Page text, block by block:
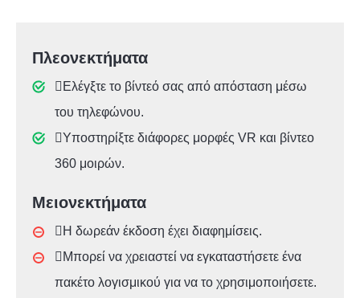
Πλεονεκτήματα
Ελέγξτε το βίντεό σας από απόσταση μέσω
του τηλεφώνου.
Υποστηρίξτε διάφορες μορφές VR και βίντεο
360 μοιρών.
Μειονεκτήματα
Η δωρεάν έκδοση έχει διαφημίσεις.
Μπορεί να χρειαστεί να εγκαταστήσετε ένα
πακέτο λογισμικού για να το χρησιμοποιήσετε.